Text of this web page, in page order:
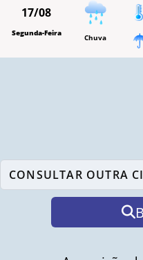
17/08
Segunda-Feira Chuva